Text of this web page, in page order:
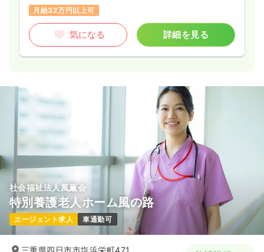
月給32万円以上可
気になる 詳細を見る
社会福祉法人風薫会
特別養護老人ホーム風の路
エージェント求人 車通勤可
三重県四日市市塩浜栄町471